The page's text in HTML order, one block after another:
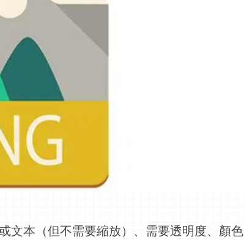
文本（但不需要縮放）、需要透明度、顏色